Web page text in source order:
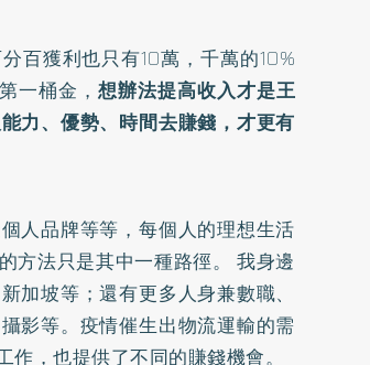
百獲利也只有10萬，千萬的10%
一桶金， 想辦法提高收入才是王
力、優勢、時間去賺錢，才更有
人品牌等等，每個人的理想生活
方法只是其中一種路徑。 我身邊
加坡等；還有更多人身兼數職、
影等。疫情催生出物流運輸的需
，也提供了不同的賺錢機會。